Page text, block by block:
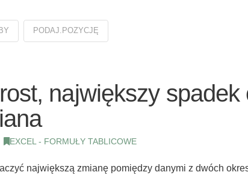
PODAJ.POZYCJĘ
największy spadek
EXCEL - FORMUŁY TABLICOWE
największą zmianę pomiędzy danymi z dwóch